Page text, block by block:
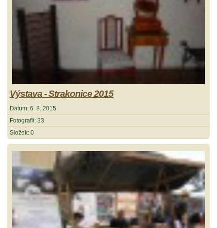
Výstava - Strakonice 2015
Datum: 6. 8. 2015
Fotografií: 33
Složek: 0